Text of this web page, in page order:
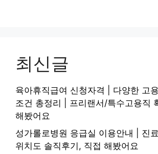
최신글
육아휴직급여 신청자격 | 다양한 고
조건 총정리 | 프리랜서/특수고용직
해봤어요
성가롤로병원 응급실 이용안내 | 진
위치도 솔직후기, 직접 해봤어요